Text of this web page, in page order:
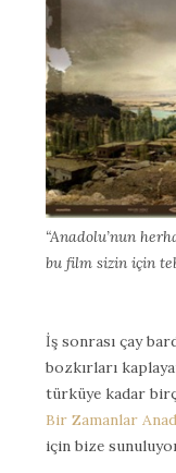
“Anadolu’nun
bu film sizin için
İş sonrası çay
bozkırları
türküye kadar
Bir Zamanlar
için bize